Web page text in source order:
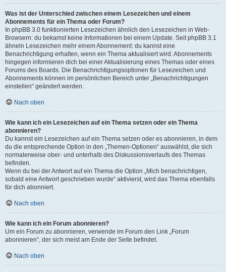
Was ist der Unterschied zwischen einem Lesezeichen und einem
Abonnements für ein Thema oder Forum?
In phpBB 3.0 funktionierten Lesezeichen ähnlich den Lesezeichen in Web-
Browsern: du bekamst keine Informationen bei einem Update. Seit phpBB 3.1
ähneln Lesezeichen mehr einem Abonnement: du kannst eine
Benachrichtigung erhalten, wenn ein Thema aktualisiert wird. Abonnements
hingegen informieren dich bei einer Aktualisierung eines Themas oder eines
Forums des Boards. Die Benachrichtigungsoptionen für Lesezeichen und
Abonnements können im persönlichen Bereich unter „Benachrichtigungen
einstellen“ geändert werden.
Nach oben
Wie kann ich ein Lesezeichen auf ein Thema setzen oder ein Thema
abonnieren?
Du kannst ein Lesezeichen auf ein Thema setzen oder es abonnieren, in dem
du die entsprechende Option in den „Themen-Optionen“ auswählst, die sich
normalerweise ober- und unterhalb des Diskussionsverlaufs des Themas
befinden.
Wenn du bei der Antwort auf ein Thema die Option „Mich benachrichtigen,
sobald eine Antwort geschrieben wurde“ aktivierst, wird das Thema ebenfalls
für dich abonniert.
Nach oben
Wie kann ich ein Forum abonnieren?
Um ein Forum zu abonnieren, verwende im Forum den Link „Forum
abonnieren“, der sich meist am Ende der Seite befindet.
Nach oben